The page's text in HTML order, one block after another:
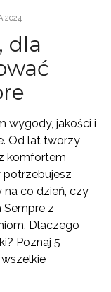
2024
dla
wygody, jakości i
Od lat tworzy
komfortem
potrzebujesz
na co dzień, czy
Sempre z
Dlaczego
Poznaj 5